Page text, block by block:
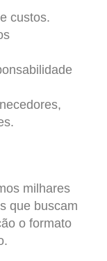
custos.
milhares
que buscam
o formato